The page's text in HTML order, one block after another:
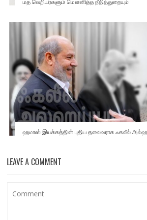
ஹமாஸ் இயக்கத்தின் புதிய தலைவராக ஃகலீல்
LEAVE A COMMENT